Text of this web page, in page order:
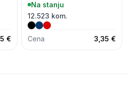
€
Na stanju
12.523 kom.
Cena 3,35 €